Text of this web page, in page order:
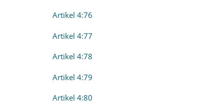
Artikel 4:76
Artikel 4:77
Artikel 4:78
Artikel 4:79
Artikel 4:80